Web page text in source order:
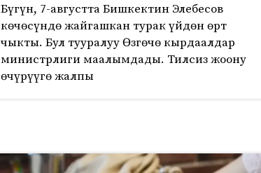
Бүгүн, 7-августта Бишкектин Элебесов
көчөсүндө жайгашкан турак үйдөн өрт
чыкты. Бул тууралуу Өзгөчө кырдаалдар
министрлиги маалымдады. Тилсиз жоону
өчүрүүгө жалпы